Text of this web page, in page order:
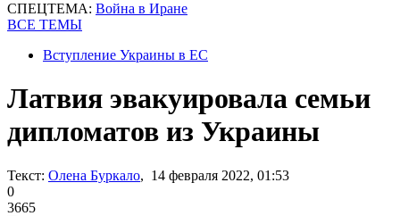
СПЕЦТЕМА: Война в Иране
ВСЕ ТЕМЫ
Вступление Украины в ЕС
Латвия эвакуировала семьи
дипломатов из Украины
Текст: Олена Буркало, 14 февраля 2022, 01:53
0
3665